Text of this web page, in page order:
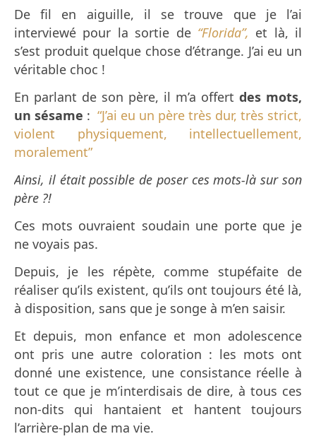
De fil en aiguille, il se trouve que je l’ai
interviewé pour la sortie de “Florida”, et là, il
s’est produit quelque chose d’étrange. J’ai eu un
véritable choc !
En parlant de son père, il m’a offert des mots,
un sésame : “J’ai eu un père très dur, très strict,
violent physiquement, intellectuellement,
moralement”
Ainsi, il était possible de poser ces mots-là sur son
père ?!
Ces mots ouvraient soudain une porte que je
ne voyais pas.
Depuis, je les répète, comme stupéfaite de
réaliser qu’ils existent, qu’ils ont toujours été là,
à disposition, sans que je songe à m’en saisir.
Et depuis, mon enfance et mon adolescence
ont pris une autre coloration : les mots ont
donné une existence, une consistance réelle à
tout ce que je m’interdisais de dire, à tous ces
non-dits qui hantaient et hantent toujours
l’arrière-plan de ma vie.